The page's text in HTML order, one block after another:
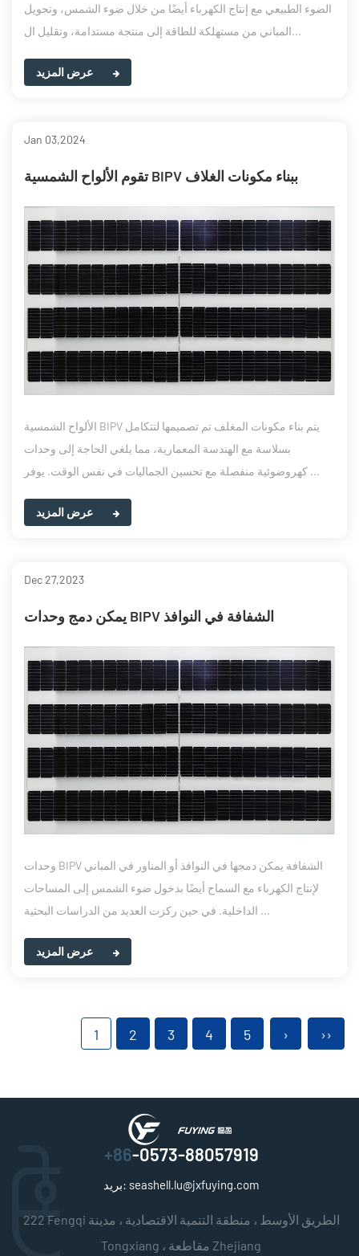
الضوء الطبيعي مع إنتاج الكهرباء أيضًا من خلال ضوء الشمس، وتحويل
المباني من مستهلكة للطاقة إلى منتجة مستدامة، وتقليل ال...
Jan 03,2024
تقوم الألواح الشمسية BIPV ببناء مكونات الغلاف
الألواح الشمسية BIPV يتم بناء مكونات المغلف تم تصميمها لتتكامل
بسلاسة مع الهندسة المعمارية، مما يلغي الحاجة إلى وحدات
كهروضوئية منفصلة مع تحسين الجماليات في نفس الوقت. يوفر ...
Dec 27,2023
يمكن دمج وحدات BIPV الشفافة في النوافذ
وحدات BIPV الشفافة يمكن دمجها في النوافذ أو المناور في المباني
لإنتاج الكهرباء مع السماح أيضًا بدخول ضوء الشمس إلى المساحات
الداخلية. في حين ركزت العديد من الدراسات البحثية ...
1 2 3 4 5 › ››
+86-0573-88057919
بريد: seashell.lu@jxfuying.com
222 Fengqi الطريق الأوسط ، منطقة التنمية الاقتصادية ، مدينة
Tongxiang ، مقاطعة Zhejiang